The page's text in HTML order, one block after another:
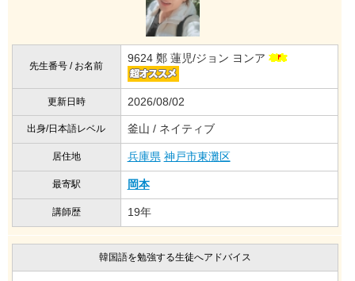
先生番号 / お名前
9624 鄭 蓮児/ジョン ヨンア
更新日時 2026/08/02
出身/日本語レベル 釜山 / ネイティブ
居住地 兵庫県 神戸市東灘区
最寄駅 岡本
講師歴 19年
韓国語を勉強する生徒へアドバイス